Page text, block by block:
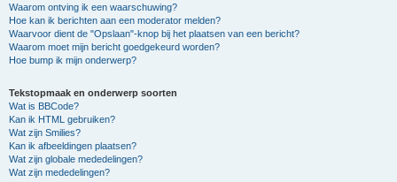
Waarom ontving ik een waarschuwing?
Hoe kan ik berichten aan een moderator melden?
Waarvoor dient de "Opslaan"-knop bij het plaatsen van een bericht?
Waarom moet mijn bericht goedgekeurd worden?
Hoe bump ik mijn onderwerp?
Tekstopmaak en onderwerp soorten
Wat is BBCode?
Kan ik HTML gebruiken?
Wat zijn Smilies?
Kan ik afbeeldingen plaatsen?
Wat zijn globale mededelingen?
Wat zijn mededelingen?